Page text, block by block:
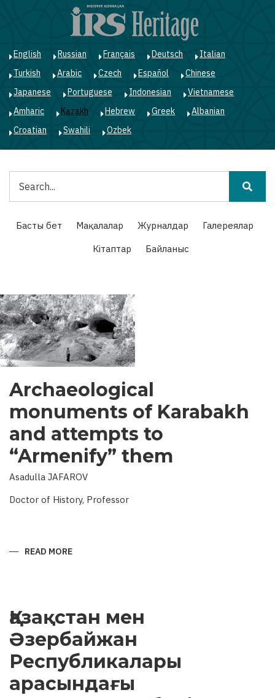
English Russian Français Deutsch
Italian
Turkish
Arabic Czech Español
Chinese
Japanese
Portuguese Indonesian
Vietnamese
Amharic
Kazakh Hebrew Greek
Albanian
Croatian
Swahili Ozbek
Main
navigation
Басты бет Мақалалар Журналдар
Галереялар
Кітаптар
Байланыс
Archaeological
monuments of Karabakh
and attempts to
“Armenify” them
Asadulla JAFAROV
Doctor of History, Professor
READ MORE
TO
“ARMENIFY”
THEM
Қазақстан мен
Әзербайжан
Республикалары
арасындағы